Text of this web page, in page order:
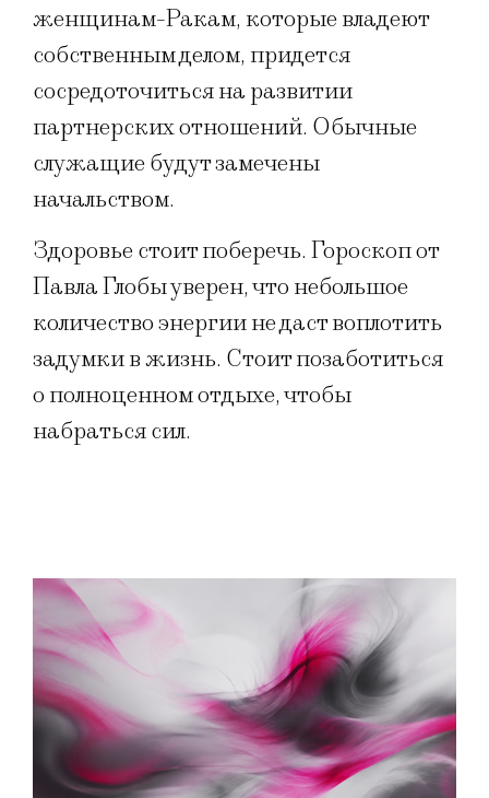
женщинам-Ракам, которые владеют
собственным делом, придется
сосредоточиться на развитии
партнерских отношений. Обычные
служащие будут замечены
начальством.
Здоровье стоит поберечь. Гороскоп от
Павла Глобы уверен, что небольшое
количество энергии не даст воплотить
задумки в жизнь. Стоит позаботиться
о полноценном отдыхе, чтобы
набраться сил.